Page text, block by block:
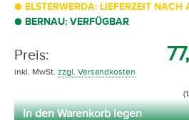
ELSTERWERDA: LIEFERZEIT NACH
BERNAU: VERFÜGBAR
Preis:
inkl. MwSt. zzgl. Versandkosten
In den Warenkorb legen